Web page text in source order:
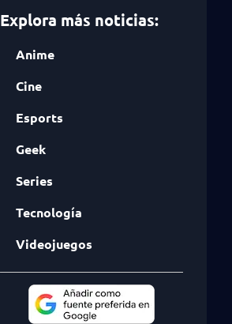
Explora más noticias:
Anime
Cine
Esports
Geek
Series
Tecnología
Videojuegos